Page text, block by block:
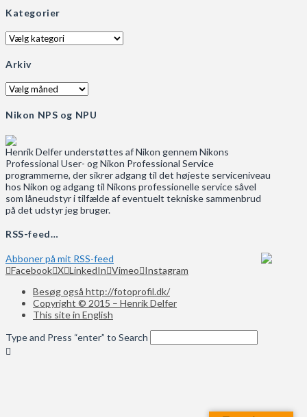
Kategorier
Kategorier
Arkiv
Arkiv
Nikon NPS og NPU
Henrik Delfer understøttes af Nikon gennem Nikons
Professional User- og Nikon Professional Service
programmerne, der sikrer adgang til det højeste serviceniveau
hos Nikon og adgang til Nikons professionelle service såvel
som låneudstyr i tilfælde af eventuelt tekniske sammenbrud
på det udstyr jeg bruger.
RSS-feed…
Abboner på mit RSS-feed
Facebook X LinkedIn Vimeo Instagram
Besøg også http://fotoprofil.dk/
Copyright © 2015 – Henrik Delfer
This site in English
Type and Press “enter” to Search